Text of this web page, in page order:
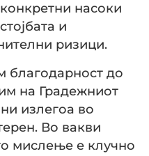
насоки
и
ризици.
благодарност до
на Градежниот
излегоа во
Во вакви
мислење е клучно